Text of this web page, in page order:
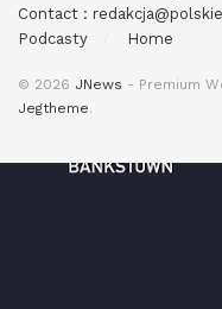
Contact :
Podcasty
Home
© 2026 JNews - Premium
Jegtheme.